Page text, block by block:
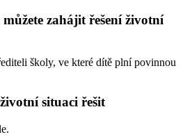
zahájit řešení životní
školy, ve které dítě plní povinnou
situaci řešit